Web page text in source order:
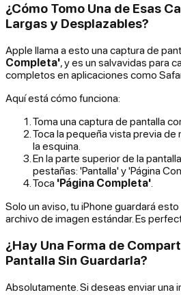
¿Cómo Tomo Una de Esas
Largas y Desplazables?
Apple llama a esto una captura de
Completa', y es un salvavidas para
completos en aplicaciones como
Aquí está cómo funciona:
Toma una captura de pantalla
Toca la pequeña vista previa de
la esquina.
En la parte superior de la
pestañas: 'Pantalla' y 'Página
Toca 'Página Completa'
Solo un aviso, tu iPhone guardará
archivo de imagen estándar. Es
¿Hay Una Forma de
Pantalla Sin Guardarla?
Absolutamente. Si deseas enviar una